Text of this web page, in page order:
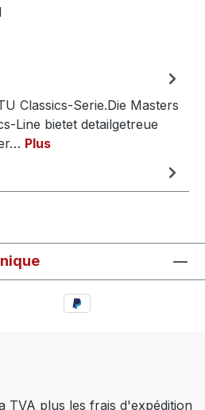
Classics-Serie.Die Masters
Line bietet detailgetreue
Plus
TVA plus les frais d'expédition